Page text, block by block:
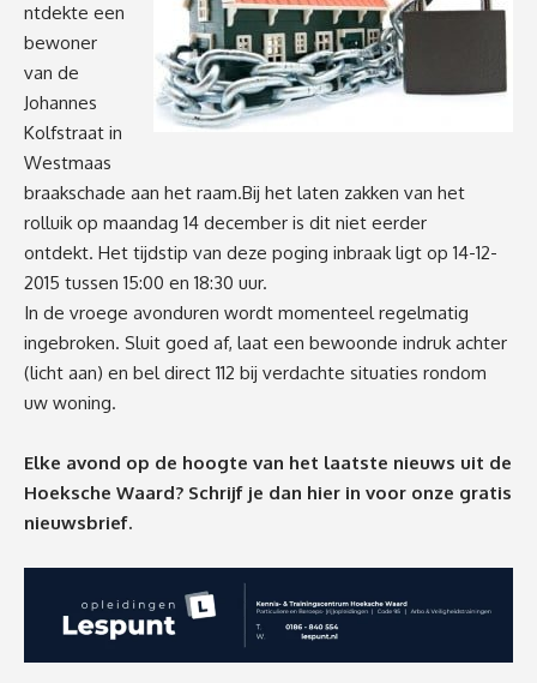
ntdekte een
bewoner
van de
Johannes
Kolfstraat in
Westmaas
braakschade aan het raam.Bij het laten zakken van het
rolluik op maandag 14 december is dit niet eerder
ontdekt. Het tijdstip van deze poging inbraak ligt op 14-12-
2015 tussen 15:00 en 18:30 uur.
In de vroege avonduren wordt momenteel regelmatig
ingebroken. Sluit goed af, laat een bewoonde indruk achter
(licht aan) en bel direct 112 bij verdachte situaties rondom
uw woning.
Elke avond op de hoogte van het laatste nieuws uit de
Hoeksche Waard? Schrijf je dan hier in voor onze gratis
nieuwsbrief.